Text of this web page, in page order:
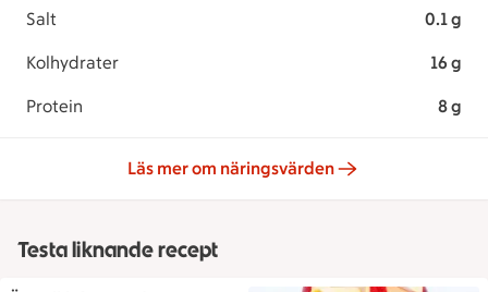
Salt 0.1 g
Kolhydrater 16 g
Protein 8 g
Läs mer om näringsvärden
Testa liknande recept